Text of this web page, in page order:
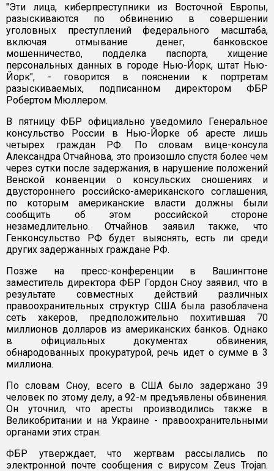
"Эти лица, киберпреступники из Восточной Европы,
разыскиваются по обвинению в совершении
уголовных преступлений федерального масштаба,
включая отмывание денег, банковское
мошенничество, подделка паспорта, хищение
персональных данных в городе Нью-Йорк, штат Нью-
Йорк", - говорится в пояснении к портретам
разыскиваемых, подписанном директором ФБР
Робертом Мюллером.
В пятницу ФБР официально уведомило Генеральное
консульство России в Нью-Йорке об аресте лишь
четырех граждан РФ. По словам вице-консула
Александра Отчайнова, это произошло спустя более чем
через сутки после задержания, в нарушение положений
Венской конвенции о консульских сношениях и
двустороннего российско-американского соглашения,
по которым американские власти должны были
сообщить об этом российской стороне
незамедлительно. Отчайнов заявил также, что
Генконсульство РФ будет выяснять, есть ли среди
других задержанных граждане РФ.
Позже на пресс-конференции в Вашингтоне
заместитель директора ФБР Гордон Сноу заявил, что в
результате совместных действий различных
правоохранительных структур США была разоблачена
сеть хакеров, предположительно похитившая 70
миллионов долларов из американских банков. Однако
в официальных документах обвинения,
обнародованных прокуратурой, речь идет о сумме в 3
миллиона.
По словам Сноу, всего в США было задержано 39
человек по этому делу, а 92-м предъявлены обвинения.
Он уточнил, что аресты производились также в
Великобритании и на Украине - правоохранительными
органами этих стран.
ФБР утверждает, что жертвам рассылались по
электронной почте сообщения с вирусом Zeus Trojan.